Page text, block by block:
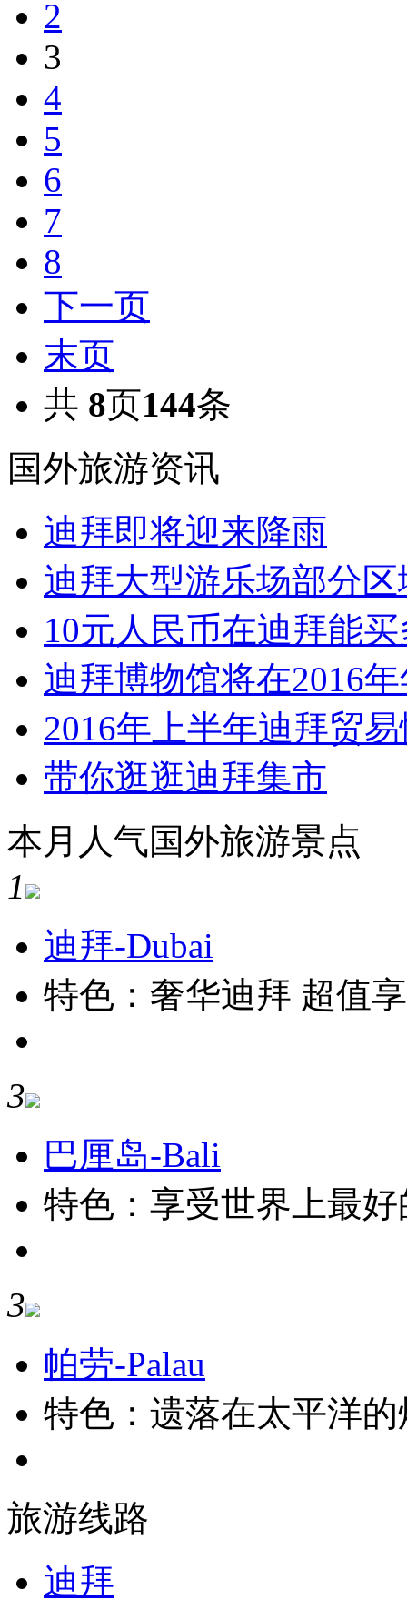
2
3
4
5
6
7
8
下一页
末页
共 8页144条
国外旅游资讯
迪拜即将迎来降雨
迪拜大型游乐场部分
10元人民币在迪拜能
迪拜博物馆将在2016
2016年上半年迪拜贸
带你逛逛迪拜集市
本月人气国外旅游景点
1
迪拜-Dubai
特色：奢华迪拜 超值
3
巴厘岛-Bali
特色：享受世界上最好
3
帕劳-Palau
特色：遗落在太平洋
旅游线路
迪拜